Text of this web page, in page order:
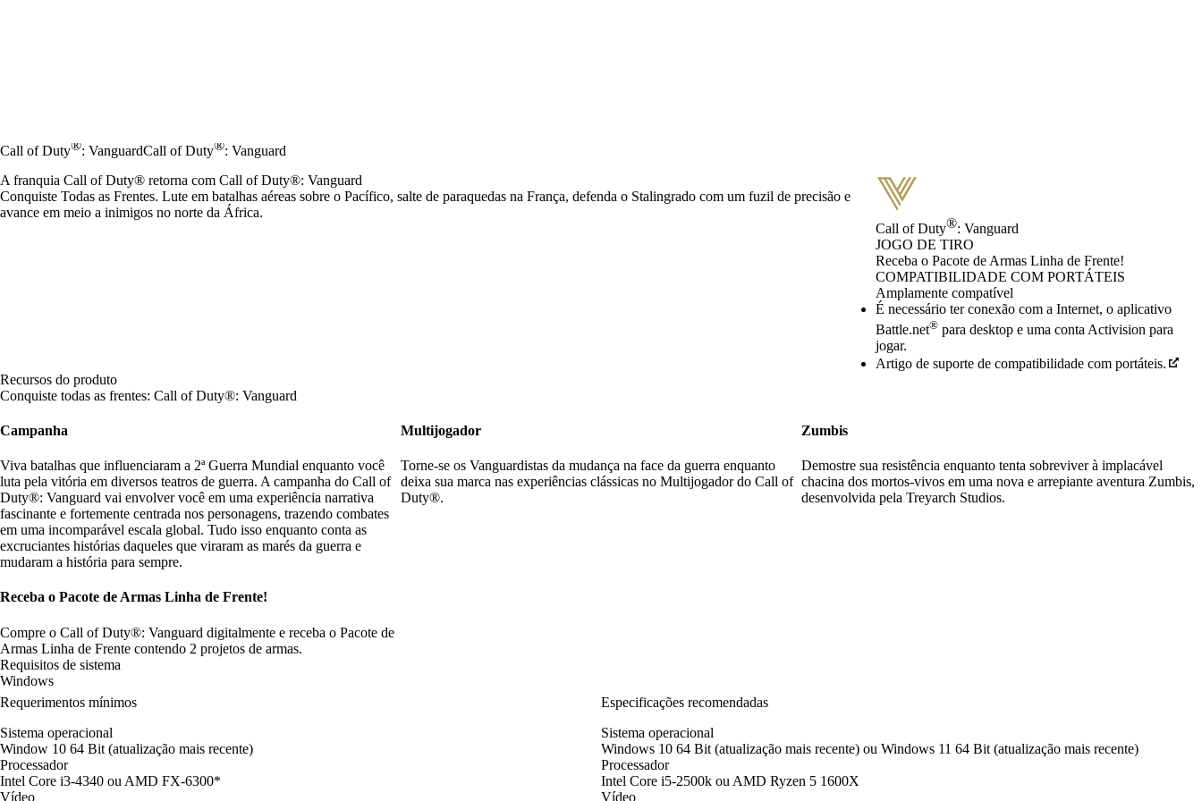
Call of Duty®: VanguardCall of Duty®: Vanguard
Call of Duty®: Vanguard
JOGO DE TIRO
Product Notification
Receba o Pacote de Armas Linha de Frente!
Preço
Available actions
COMPATIBILIDADE COM PORTÁTEIS
Amplamente compatível
É necessário ter conexão com a Internet, o aplicativo
Battle.net® para desktop e uma conta Activision para
jogar.
Artigo de suporte de compatibilidade com portáteis.
A franquia Call of Duty® retorna com Call of Duty®: Vanguard
Conquiste Todas as Frentes. Lute em batalhas aéreas sobre o Pacífico, salte de paraquedas na França, defenda o Stalingrado com um fuzil de precisão e
avance em meio a inimigos no norte da África.
Recursos do produto
Conquiste todas as frentes: Call of Duty®: Vanguard
Campanha
Viva batalhas que influenciaram a 2ª Guerra Mundial enquanto você
luta pela vitória em diversos teatros de guerra. A campanha do Call of
Duty®: Vanguard vai envolver você em uma experiência narrativa
fascinante e fortemente centrada nos personagens, trazendo combates
em uma incomparável escala global. Tudo isso enquanto conta as
excruciantes histórias daqueles que viraram as marés da guerra e
mudaram a história para sempre.
Multijogador
Torne-se os Vanguardistas da mudança na face da guerra enquanto
deixa sua marca nas experiências clássicas no Multijogador do Call of
Duty®.
Zumbis
Demostre sua resistência enquanto tenta sobreviver à implacável
chacina dos mortos-vivos em uma nova e arrepiante aventura Zumbis,
desenvolvida pela Treyarch Studios.
Receba o Pacote de Armas Linha de Frente!
Compre o Call of Duty®: Vanguard digitalmente e receba o Pacote de
Armas Linha de Frente contendo 2 projetos de armas.
Requisitos de sistema
Windows
Requerimentos mínimos
Sistema operacional
Window 10 64 Bit (atualização mais recente)
Processador
Intel Core i3-4340 ou AMD FX-6300*
Vídeo
Especificações recomendadas
Sistema operacional
Windows 10 64 Bit (atualização mais recente) ou Windows 11 64 Bit (atualização mais recente)
Processador
Intel Core i5-2500k ou AMD Ryzen 5 1600X
Vídeo